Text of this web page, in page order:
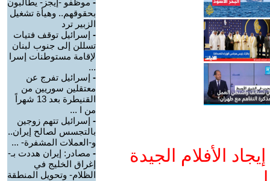
الأفلام الجيدة
- موظفو -إيجز- يطالبون
بحقوقهم.. وهيأة تشغيل
الزبير ترد
- إسرائيل توقف فتيات
تسللن إلى جنوب لبنان
لإقامة مستوطنات إسرا
...
- إسرائيل تفرج عن
معتقلين سوريين من
القنيطرة بعد 13 شهراً
من ا ...
- إسرائيل تتهم زوجين
بالتجسس لصالح إيران..
و-العملات المشفرة- ...
- مصادر: إيران هددت بـ-
إغراق الخليج في
الظلام- وتحويل المنطقة